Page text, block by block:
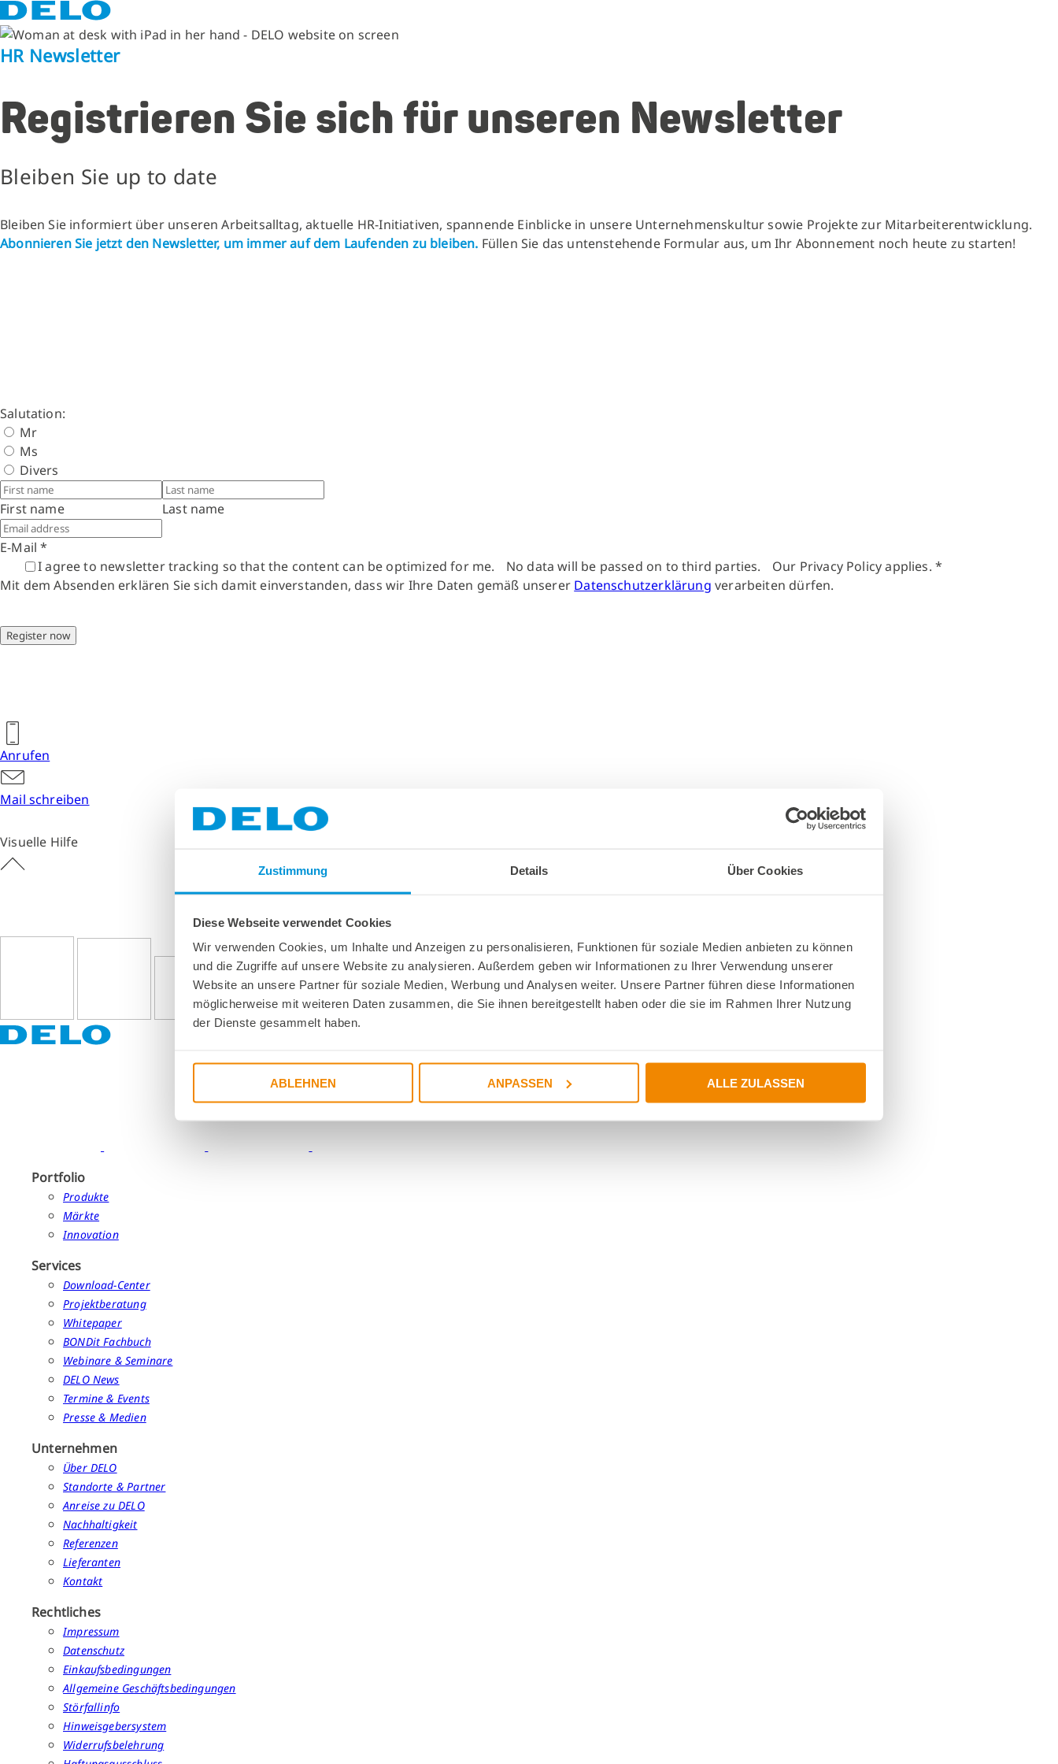
Zustimmung Details Über Cookies
Diese Webseite verwendet Cookies
Wir verwenden Cookies, um Inhalte und Anzeigen zu personalisieren, Funktionen für soziale Medien anbieten zu können
und die Zugriffe auf unsere Website zu analysieren. Außerdem geben wir Informationen zu Ihrer Verwendung unserer
Website an unsere Partner für soziale Medien, Werbung und Analysen weiter. Unsere Partner führen diese Informationen
möglicherweise mit weiteren Daten zusammen, die Sie ihnen bereitgestellt haben oder die sie im Rahmen Ihrer Nutzung
der Dienste gesammelt haben.
ABLEHNEN ANPASSEN ALLE ZULASSEN
HR Newsletter
Registrieren Sie sich für unseren Newsletter
Bleiben Sie up to date
Bleiben Sie informiert über unseren Arbeitsalltag, aktuelle HR-Initiativen, spannende Einblicke in unsere Unternehmenskultur sowie Projekte zur Mitarbeiterentwicklung.
Abonnieren Sie jetzt den Newsletter, um immer auf dem Laufenden zu bleiben. Füllen Sie das untenstehende Formular aus, um Ihr Abonnement noch heute zu starten!
Salutation:
Mr
Ms
Divers
First name Last name
E-Mail*
I agree to newsletter tracking so that the content can be optimized for me. No data will be passed on to third parties. Our Privacy Policy applies. *
Mit dem Absenden erklären Sie sich damit einverstanden, dass wir Ihre Daten gemäß unserer Datenschutzerklärung verarbeiten dürfen.
Register now
Anrufen
Mail schreiben
Visuelle Hilfe
Portfolio
Produkte
Märkte
Innovation
Services
Download-Center
Projektberatung
Whitepaper
BONDit Fachbuch
Webinare & Seminare
DELO News
Termine & Events
Presse & Medien
Unternehmen
Über DELO
Standorte & Partner
Anreise zu DELO
Nachhaltigkeit
Referenzen
Lieferanten
Kontakt
Rechtliches
Impressum
Datenschutz
Einkaufsbedingungen
Allgemeine Geschäftsbedingungen
Störfallinfo
Hinweisgebersystem
Widerrufsbelehrung